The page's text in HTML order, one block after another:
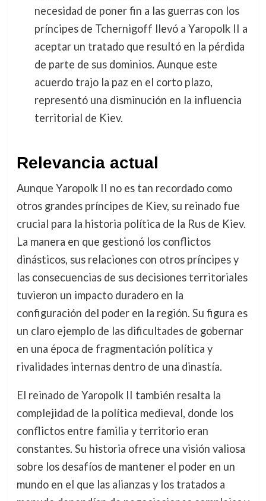
necesidad de poner fin a las guerras con los
príncipes de Tchernigoff llevó a Yaropolk II a
aceptar un tratado que resultó en la pérdida
de parte de sus dominios. Aunque este
acuerdo trajo la paz en el corto plazo,
representó una disminución en la influencia
territorial de Kiev.
Relevancia actual
Aunque Yaropolk II no es tan recordado como
otros grandes príncipes de Kiev, su reinado fue
crucial para la historia política de la Rus de Kiev.
La manera en que gestionó los conflictos
dinásticos, sus relaciones con otros príncipes y
las consecuencias de sus decisiones territoriales
tuvieron un impacto duradero en la
configuración del poder en la región. Su figura es
un claro ejemplo de las dificultades de gobernar
en una época de fragmentación política y
rivalidades internas dentro de una dinastía.
El reinado de Yaropolk II también resalta la
complejidad de la política medieval, donde los
conflictos entre familia y territorio eran
constantes. Su historia ofrece una visión valiosa
sobre los desafíos de mantener el poder en un
mundo en el que las alianzas y los tratados a